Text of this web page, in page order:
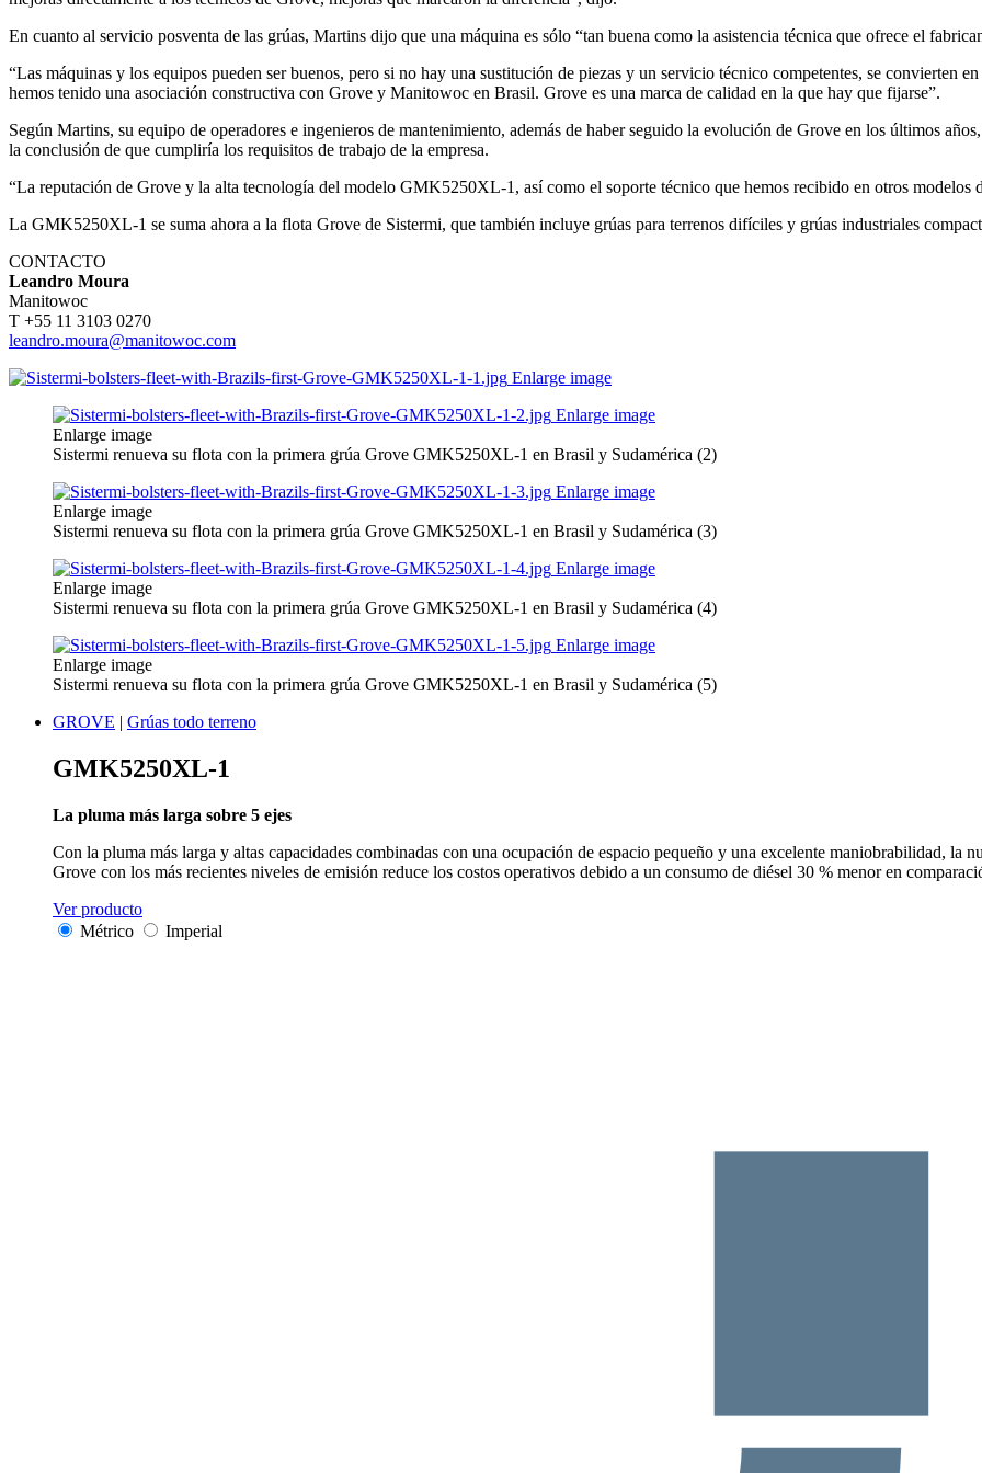
En cuanto al servicio posventa de las grúas, Martins dijo que una máquina es sólo “tan buena como la asistencia técnica que ofrece el
“Las máquinas y los equipos pueden ser buenos, pero si no hay una sustitución de piezas y un servicio técnico competentes, se convierten
hemos tenido una asociación constructiva con Grove y Manitowoc en Brasil. Grove es una marca de calidad en la que hay que fijarse”.
Según Martins, su equipo de operadores e ingenieros de mantenimiento, además de haber seguido la evolución de Grove en los últimos
la conclusión de que cumpliría los requisitos de trabajo de la empresa.
“La reputación de Grove y la alta tecnología del modelo GMK5250XL-1, así como el soporte técnico que hemos recibido en otros modelos
La GMK5250XL-1 se suma ahora a la flota Grove de Sistermi, que también incluye grúas para terrenos difíciles y grúas industriales
CONTACTO
Leandro Moura
Manitowoc
T +55 11 3103 0270
leandro.moura@manitowoc.com
Enlarge image
Enlarge image
Enlarge image
Sistermi renueva su flota con la primera grúa Grove GMK5250XL-1 en Brasil y Sudamérica (2)
Enlarge image
Enlarge image
Sistermi renueva su flota con la primera grúa Grove GMK5250XL-1 en Brasil y Sudamérica (3)
Enlarge image
Enlarge image
Sistermi renueva su flota con la primera grúa Grove GMK5250XL-1 en Brasil y Sudamérica (4)
Enlarge image
Enlarge image
Sistermi renueva su flota con la primera grúa Grove GMK5250XL-1 en Brasil y Sudamérica (5)
GROVE | Grúas todo terreno
GMK5250XL-1
La pluma más larga sobre 5 ejes
Con la pluma más larga y altas capacidades combinadas con una ocupación de espacio pequeño y una excelente maniobrabilidad,
Grove con los más recientes niveles de emisión reduce los costos operativos debido a un consumo de diésel 30 % menor en
Ver producto
Métrico
Imperial